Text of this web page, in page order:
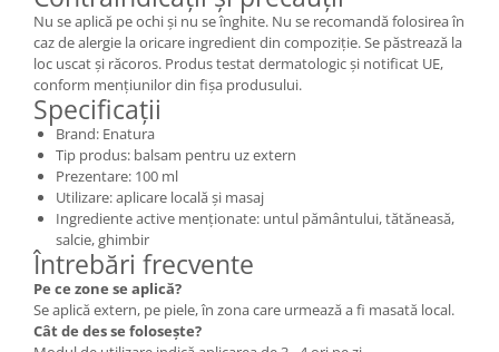
Nu se aplică pe ochi și nu se înghite. Nu se recomandă folosirea în
caz de alergie la oricare ingredient din compoziție. Se păstrează la
loc uscat și răcoros. Produs testat dermatologic și notificat UE,
conform mențiunilor din fișa produsului.
Specificații
Brand: Enatura
Tip produs: balsam pentru uz extern
Prezentare: 100 ml
Utilizare: aplicare locală și masaj
Ingrediente active menționate: untul pământului, tătăneasă,
salcie, ghimbir
Întrebări frecvente
Pe ce zone se aplică?
Se aplică extern, pe piele, în zona care urmează a fi masată local.
Cât de des se folosește?